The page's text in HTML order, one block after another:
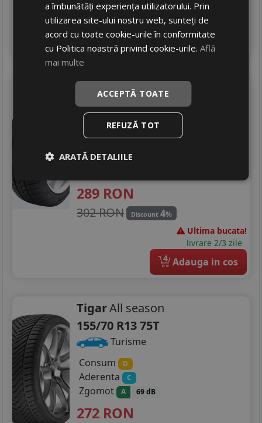
In stoc - 5 buc
livrare 2/3 zile
4
Adauga in cos
Sebring Formulasnow+ 601
165/70 R13 79T
Turisme
Aderenta D
289 RON
302 RON Discount 4%
Ultima bucata!
livrare 2/3 zile
4 Adauga in cos
TigarAll season
155/70 R13 75T
Turisme
Consum
D
Aderenta C
Zgomot A 69 dB
272 RON
a îmbunătăți experiența utilizatorului. Prin
utilizarea site-ului nostru web, sunteți de
acord cu toate cookie-urile în conformitate
cu Politica noastră privind cookie-urile.Află
mai multe
ACCEPTĂ TOATE
REFUZĂ TOT
ARATĂ DETALIILE